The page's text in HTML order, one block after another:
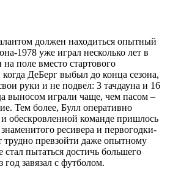
должен находиться опытный
1978 уже играл несколько лет в
поле вместо стартового
когда ДеБерг выбыл до конца сезона,
руки и не подвел: 3 тачдауна и 16
выносом играли чаще, чем пасом –
Тем более, Булл оперативно
обескровленной команде пришлось
ресивера и первогодки-
трудно превзойти даже опытному
стал пытаться достичь большего
год завязал с футболом.